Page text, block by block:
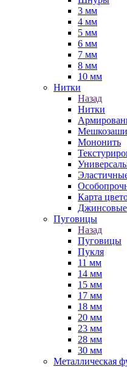
3 мм
4 мм
5 мм
6 мм
7 мм
8 мм
10 мм
Нитки
Назад
Нитки
Мононить
Карта
Джинсовые
Пуговицы
Назад
Пуговицы
Пукля
11 мм
14 мм
15 мм
17 мм
18 мм
20 мм
23 мм
28 мм
30 мм
Металлическая